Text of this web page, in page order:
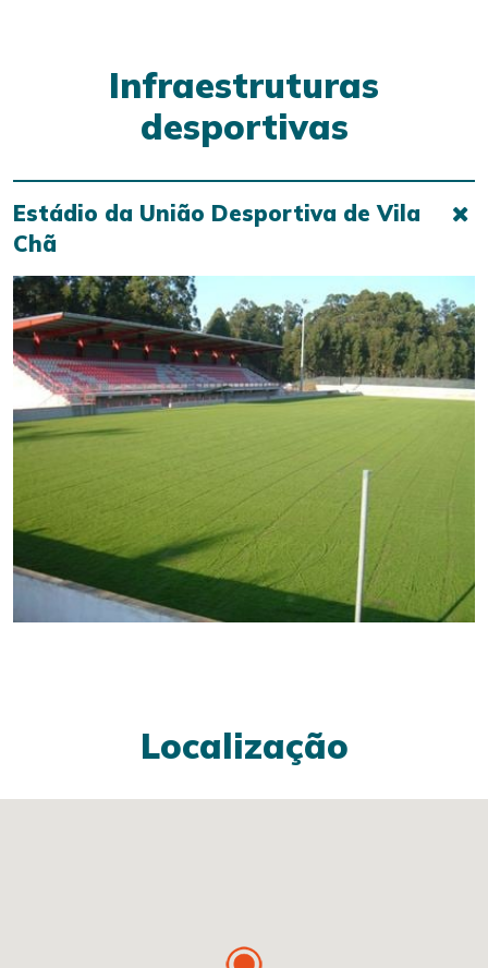
Infraestruturas
desportivas
Estádio da União Desportiva de Vila
Chã
Localização